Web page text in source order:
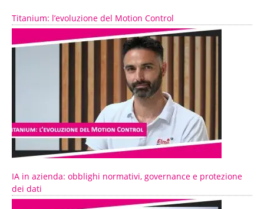
Titanium: l’evoluzione del Motion Control
IA in azienda: obblighi normativi, governance e protezione
dei dati